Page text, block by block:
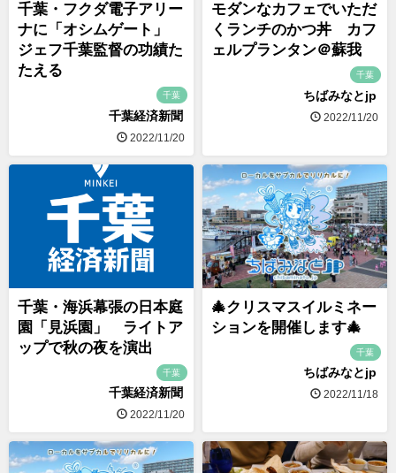
千葉・フクダ電子アリー
ナに「オシムゲート」
ジェフ千葉監督の功績た
たえる
千葉
千葉経済新聞
2022/11/20
モダンなカフェでいただ
くランチのかつ丼 カフ
ェルプランタン＠蘇我
千葉
ちばみなとjp
2022/11/20
千葉・海浜幕張の日本庭
園「見浜園」 ライトア
ップで秋の夜を演出
千葉
千葉経済新聞
2022/11/20
🎄クリスマスイルミネー
ションを開催します🎄
千葉
ちばみなとjp
2022/11/18